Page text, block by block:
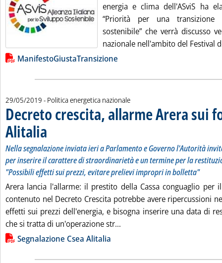
energia e clima dell'ASviS ha
“Priorità per una transizione
sostenibile” che verrà discusso
nazionale nell'ambito del Festival
Lista allegati PDF alla notizia
ManifestoGiustaTransizione
29/05/2019 - Politica energetica nazionale
Decreto crescita, allarme Arera sui
Alitalia
Nella segnalazione inviata ieri a Parlamento e Governo l'Autorità
per inserire il carattere di straordinarietà e un termine per la
"Possibili effetti sui prezzi, evitare prelievi impropri in bolletta"
Arera lancia l'allarme: il prestito della Cassa conguaglio per
contenuto nel Decreto Crescita potrebbe avere ripercussioni
effetti sui prezzi dell'energia, e bisogna inserire una data di
che si tratta di un'operazione str...
Lista allegati PDF alla notizia
Segnalazione Csea Alitalia